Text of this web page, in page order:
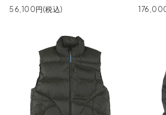
56,100円(税込)